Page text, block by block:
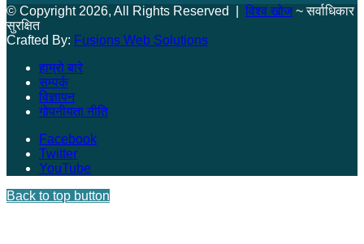
© Copyright 2026, All Rights Reserved | विश्व खोज~ सर्वाधिकार
सुरक्षित
Crafted By: Fusions Web Solutions
हाम्रो बारे
सम्पर्क
विज्ञापन
गोपनीयता नीति
Facebook
Twitter
YouTube
Back to top button